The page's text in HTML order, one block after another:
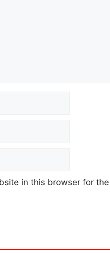
in this browser for